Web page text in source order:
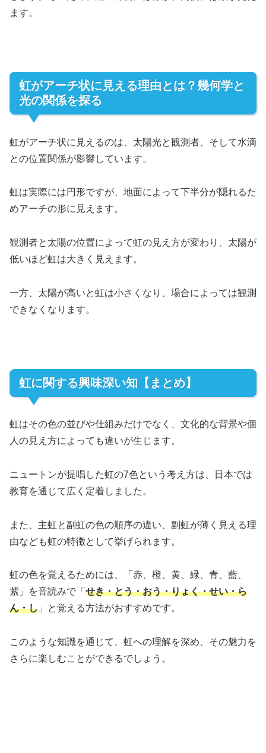
ます。
虹がアーチ状に見える理由とは？幾何学と
光の関係を探る
虹がアーチ状に見えるのは、太陽光と観測者、そして水滴
との位置関係が影響しています。
虹は実際には円形ですが、地面によって下半分が隠れるた
めアーチの形に見えます。
観測者と太陽の位置によって虹の見え方が変わり、太陽が
低いほど虹は大きく見えます。
一方、太陽が高いと虹は小さくなり、場合によっては観測
できなくなります。
虹に関する興味深い知【まとめ】
虹はその色の並びや仕組みだけでなく、文化的な背景や個
人の見え方によっても違いが生じます。
ニュートンが提唱した虹の7色という考え方は、日本では
教育を通じて広く定着しました。
また、主虹と副虹の色の順序の違い、副虹が薄く見える理
由なども虹の特徴として挙げられます。
虹の色を覚えるためには、「赤、橙、黄、緑、青、藍、
紫」を音読みで「 せき・とう・おう・りょく・せい・ら
ん・し 」と覚える方法がおすすめです。
このような知識を通じて、虹への理解を深め、その魅力を
さらに楽しむことができるでしょう。